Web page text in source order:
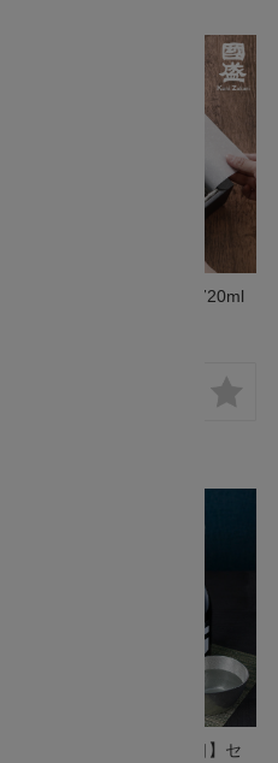
我逢人 純米大吟醸 Y20 720ml
我逢人と能作 酒器【片口】セ